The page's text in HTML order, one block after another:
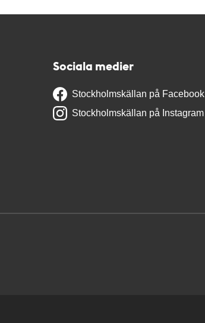
Sociala medier
Stockholmskällan på Facebook
Stockholmskällan på Instagram